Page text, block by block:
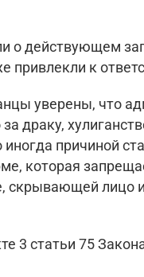
о действующем
привлекли к
уверены, что
за драку,
иногда причиной
которая
скрывающей лицо
3 статьи 75